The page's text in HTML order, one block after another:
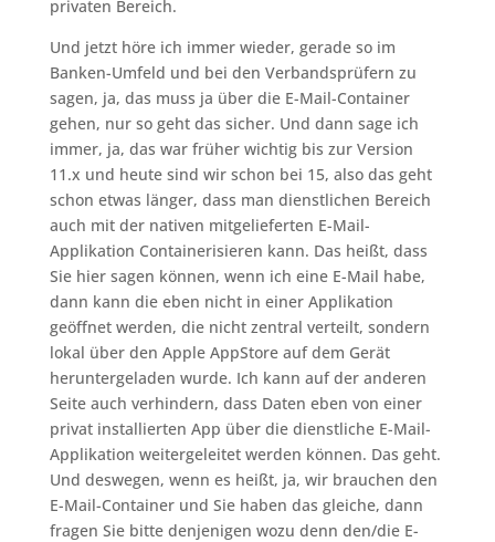
privaten Bereich.
Und jetzt höre ich immer wieder, gerade so im
Banken-Umfeld und bei den Verbandsprüfern zu
sagen, ja, das muss ja über die E-Mail-Container
gehen, nur so geht das sicher. Und dann sage ich
immer, ja, das war früher wichtig bis zur Version
11.x und heute sind wir schon bei 15, also das geht
schon etwas länger, dass man dienstlichen Bereich
auch mit der nativen mitgelieferten E-Mail-
Applikation Containerisieren kann. Das heißt, dass
Sie hier sagen können, wenn ich eine E-Mail habe,
dann kann die eben nicht in einer Applikation
geöffnet werden, die nicht zentral verteilt, sondern
lokal über den Apple AppStore auf dem Gerät
heruntergeladen wurde. Ich kann auf der anderen
Seite auch verhindern, dass Daten eben von einer
privat installierten App über die dienstliche E-Mail-
Applikation weitergeleitet werden können. Das geht.
Und deswegen, wenn es heißt, ja, wir brauchen den
E-Mail-Container und Sie haben das gleiche, dann
fragen Sie bitte denjenigen wozu denn den/die E-